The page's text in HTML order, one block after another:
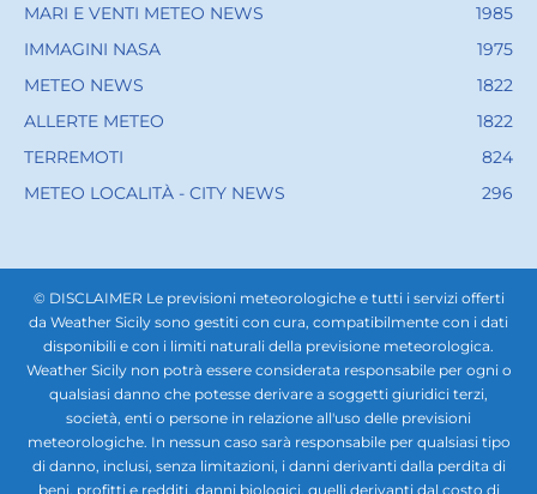
MARI E VENTI METEO NEWS
1985
IMMAGINI NASA
1975
METEO NEWS
1822
ALLERTE METEO
1822
TERREMOTI
824
METEO LOCALITÀ - CITY NEWS
296
© DISCLAIMER Le previsioni meteorologiche e tutti i servizi offerti
da Weather Sicily sono gestiti con cura, compatibilmente con i dati
disponibili e con i limiti naturali della previsione meteorologica.
Weather Sicily non potrà essere considerata responsabile per ogni o
qualsiasi danno che potesse derivare a soggetti giuridici terzi,
società, enti o persone in relazione all'uso delle previsioni
meteorologiche. In nessun caso sarà responsabile per qualsiasi tipo
di danno, inclusi, senza limitazioni, i danni derivanti dalla perdita di
beni, profitti e redditi, danni biologici, quelli derivanti dal costo di